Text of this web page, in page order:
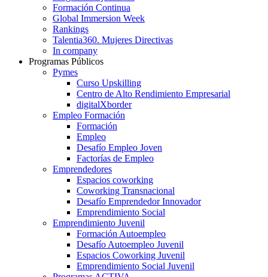
Formación Continua
Global Immersion Week
Rankings
Talentia360. Mujeres Directivas
In company
Programas Públicos
Pymes
Curso Upskilling
Centro de Alto Rendimiento Empresarial
digitalXborder
Empleo Formación
Formación
Empleo
Desafío Empleo Joven
Factorías de Empleo
Emprendedores
Espacios coworking
Coworking Transnacional
Desafío Emprendedor Innovador
Emprendimiento Social
Emprendimiento Juvenil
Formación Autoempleo
Desafío Autoempleo Juvenil
Espacios Coworking Juvenil
Emprendimiento Social Juvenil